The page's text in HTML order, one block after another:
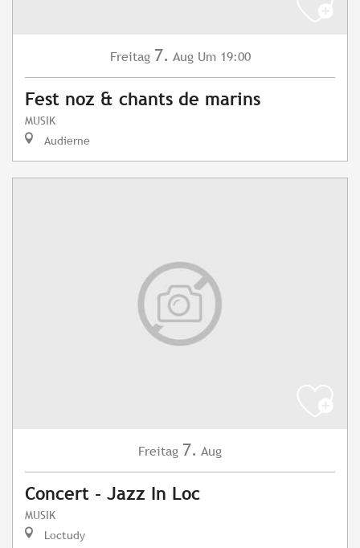
Freitag 7. Aug Um 19:00
Fest noz & chants de marins
MUSIK
Audierne
Freitag 7. Aug
Concert - Jazz In Loc
MUSIK
Loctudy